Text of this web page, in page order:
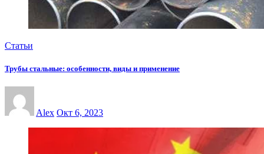
Статьи
Трубы стальные: особенности, виды и применение
Alex Окт 6, 2023